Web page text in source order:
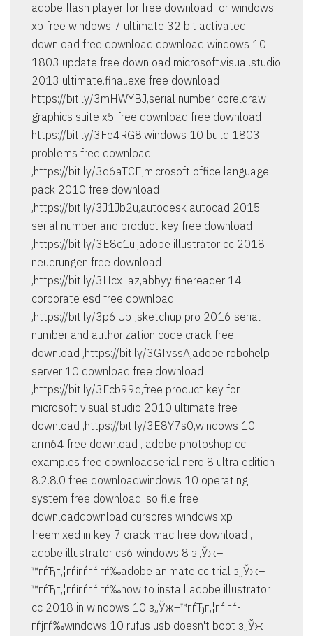
adobe flash player for free download for windows
xp free windows 7 ultimate 32 bit activated
download free download download windows 10
1803 update free download microsoft.visual.studio
2013 ultimate.final.exe free download
https://bit.ly/3mHWYBJ,serial number coreldraw
graphics suite x5 free download free download ,
https://bit.ly/3Fe4RG8,windows 10 build 1803
problems free download
,https://bit.ly/3q6aTCE,microsoft office language
pack 2010 free download
,https://bit.ly/3J1Jb2u,autodesk autocad 2015
serial number and product key free download
,https://bit.ly/3E8c1uj,adobe illustrator cc 2018
neuerungen free download
,https://bit.ly/3HcxLaz,abbyy finereader 14
corporate esd free download
,https://bit.ly/3p6iUbf,sketchup pro 2016 serial
number and authorization code crack free
download ,https://bit.ly/3GTvssA,adobe robohelp
server 10 download free download
,https://bit.ly/3Fcb99q,free product key for
microsoft visual studio 2010 ultimate free
download ,https://bit.ly/3E8Y7s0,windows 10
arm64 free download , adobe photoshop cc
examples free downloadserial nero 8 ultra edition
8.2.8.0 free downloadwindows 10 operating
system free download iso file free
downloaddownload cursores windows xp
freemixed in key 7 crack mac free download ,
adobe illustrator cs6 windows 8 з„Ўж–
™гѓЂг‚¦гѓігѓ­гѓјгѓ‰adobe animate cc trial з„Ўж–
™гѓЂг‚¦гѓігѓ­гѓјгѓ‰how to install adobe illustrator
cc 2018 in windows 10 з„Ўж–™гѓЂг‚¦гѓігѓ­
гѓјгѓ‰windows 10 rufus usb doesn't boot з„Ўж–